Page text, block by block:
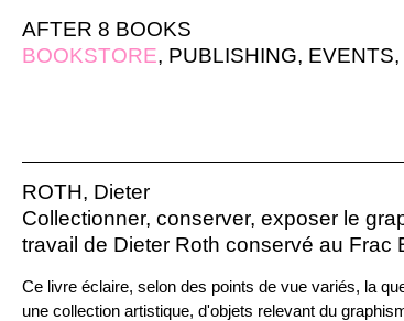
AFTER 8 BOOKS
BOOKSTORE, PUBLISHING, EVENTS,
ROTH, Dieter
Collectionner, conserver, exposer le
travail de Dieter Roth conservé au Frac
Ce livre éclaire, selon des points de vue variés, la
une collection artistique, d'objets relevant du